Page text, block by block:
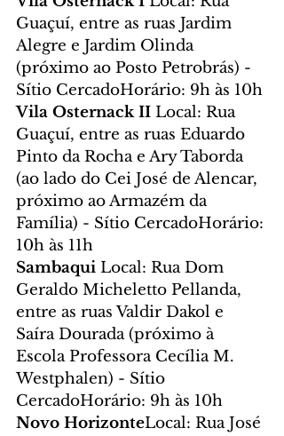
Guaçuí, entre as ruas Jardim
Alegre e Jardim Olinda
(próximo ao Posto Petrobrás) -
Sítio CercadoHorário: 9h às 10h
Vila Osternack II Local: Rua
Guaçuí, entre as ruas Eduardo
Pinto da Rocha e Ary Taborda
(ao lado do Cei José de Alencar,
próximo ao Armazém da
Família) - Sítio CercadoHorário:
10h às 11h
Sambaqui Local: Rua Dom
Geraldo Micheletto Pellanda,
entre as ruas Valdir Dakol e
Saíra Dourada (próximo à
Escola Professora Cecília M.
Westphalen) - Sítio
CercadoHorário: 9h às 10h
Novo HorizonteLocal: Rua José